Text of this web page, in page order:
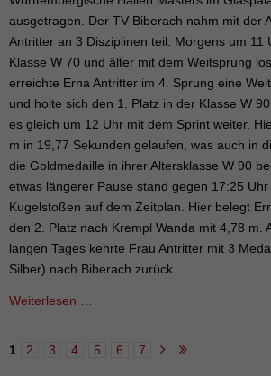
ausgetragen. Der TV Biberach nahm mit der
Antritter an 3 Disziplinen teil. Morgens um 11
Klasse W 70 und älter mit dem Weitsprung
erreichte Erna Antritter im 4. Sprung eine
und holte sich den 1. Platz in der Klasse W
es gleich um 12 Uhr mit dem Sprint weiter.
m in 19,77 Sekunden gelaufen, was auch in
die Goldmedaille in ihrer Altersklasse W 90
etwas längerer Pause stand gegen 17:25 Uhr
Kugelstoßen auf dem Zeitplan. Hier belegt
den 2. Platz nach Krempl Wanda mit 4,78 m.
langen Tages kehrte Frau Antritter mit 3
Silber) nach Biberach zurück.
Weiterlesen …
1 2 3 4 5 6 7